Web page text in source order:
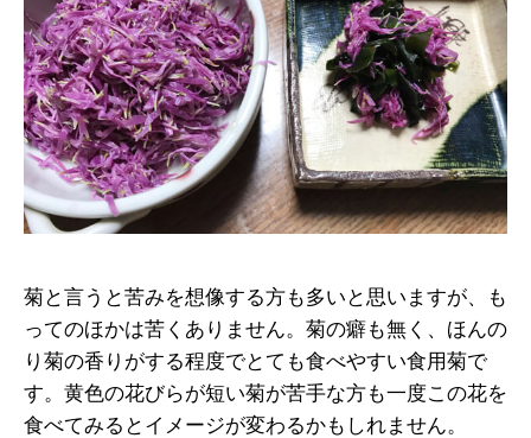
菊と言うと苦みを想像する方も多いと思いますが、も
ってのほかは苦くありません。菊の癖も無く、ほんの
り菊の香りがする程度でとても食べやすい食用菊で
す。黄色の花びらが短い菊が苦手な方も一度この花を
食べてみるとイメージが変わるかもしれません。